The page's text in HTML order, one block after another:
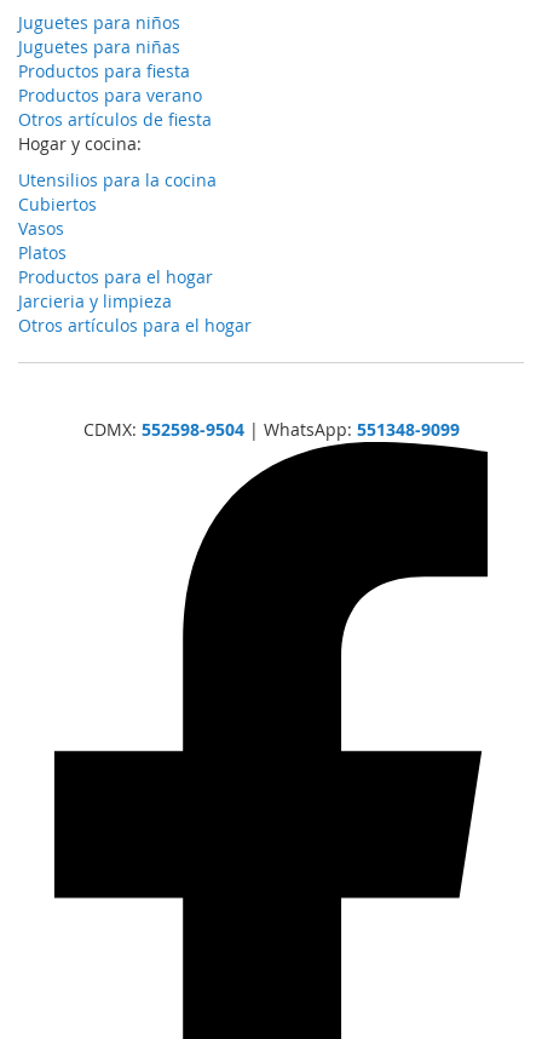
Juguetes para niños
Juguetes para niñas
Productos para fiesta
Productos para verano
Otros artículos de fiesta
Hogar y cocina:
Utensilios para la cocina
Cubiertos
Vasos
Platos
Productos para el hogar
Jarcieria y limpieza
Otros artículos para el hogar
CDMX: 552598-9504| WhatsApp: 551348-9099